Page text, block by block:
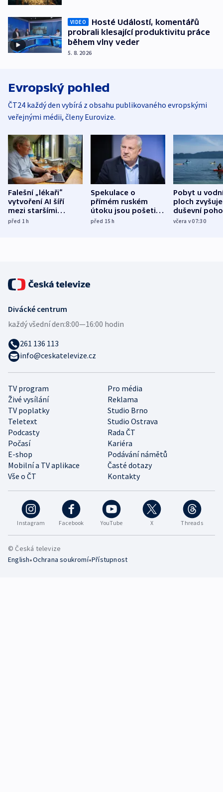
VIDEO
Hosté Událostí, komentářů
probrali klesající produktivitu práce
během vlny veder
5. 8. 2026
Evropský pohled
ČT24 každý den vybírá z obsahu publikovaného evropskými
veřejnými médii, členy Eurovize.
Falešní „lékaři“
vytvoření AI šíří
mezi staršími
Poláky nebezpečné
před 1h
Spekulace o
přímém ruském
útoku jsou pošetilé,
míní estonský
před 15h
Pobyt u
ploch zvyšuje
duševní
ukázala
včera v 07:30
Instagram Facebook YouTube X Threads
TV program
Pro média
Živé vysílání
Reklama
TV poplatky
Studio Brno
Teletext
Studio Ostrava
Podcasty
Rada ČT
Počasí
Kariéra
E-shop
Podávání námětů
Mobilní a TV aplikace
Časté dotazy
Vše o ČT
Kontakty
Divácké centrum
každý všední den:8:00—16:00 hodin
261 136 113
info@ceskatelevize.cz
© Česká televize
English•Ochrana soukromí•Přístupnost